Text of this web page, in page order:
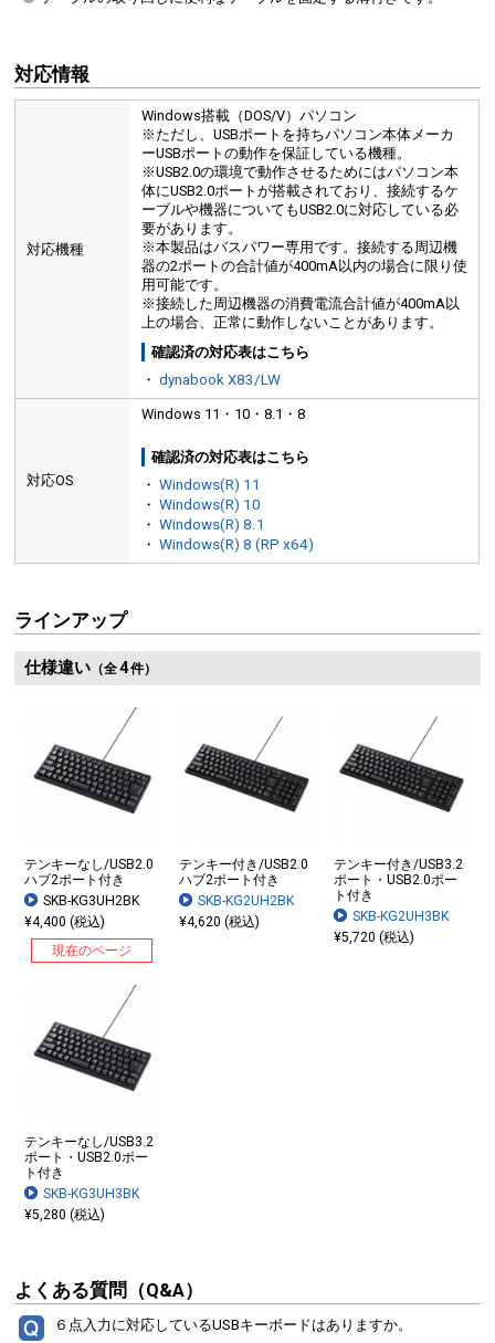
対応情報
対応機種
Windows搭載（DOS/V）パソコン
※ただし、USBポートを持ちパソコン本体メーカ
ーUSBポートの動作を保証している機種。
※USB2.0の環境で動作させるためにはパソコン本
体にUSB2.0ポートが搭載されており、接続するケ
ーブルや機器についてもUSB2.0に対応している必
要があります。
※本製品はバスパワー専用です。接続する周辺機
器の2ポートの合計値が400mA以内の場合に限り使
用可能です。
※接続した周辺機器の消費電流合計値が400mA以
上の場合、正常に動作しないことがあります。
確認済の対応表はこちら
・dynabook X83/LW
対応OS
Windows 11・10・8.1・8
確認済の対応表はこちら
・Windows(R) 11
・Windows(R) 10
・Windows(R) 8.1
・Windows(R) 8 (RP x64)
ラインアップ
仕様違い（全4件）
テンキーなし/USB2.0
ハブ2ポート付き
SKB-KG3UH2BK
¥4,400 (税込)
現在のページ
テンキー付き/USB2.0
ハブ2ポート付き
SKB-KG2UH2BK
¥4,620 (税込)
テンキー付き/USB3.2
ポート・USB2.0ポー
ト付き
SKB-KG2UH3BK
¥5,720 (税込)
テンキーなし/USB3.2
ポート・USB2.0ポー
ト付き
SKB-KG3UH3BK
¥5,280 (税込)
よくある質問（Q&A）
６点入力に対応しているUSBキーボードはありますか。